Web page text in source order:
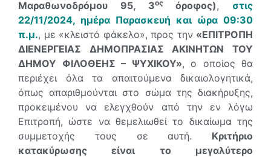
Μαραθωνοδρόμου 95, 3οςόροφος), στις
22/11/2024, ημέρα Παρασκευή και ώρα 09:30
π.μ., με «κλειστό φάκελο», προς την «ΕΠΙΤΡΟΠΗ
ΔΙΕΝΕΡΓΕΙΑΣ ΔΗΜΟΠΡΑΣΙΑΣ ΑΚΙΝΗΤΩΝ ΤΟΥ
ΔΗΜΟΥ ΦΙΛΟΘΕΗΣ – ΨΥΧΙΚΟΥ», ο οποίος θα
περιέχει όλα τα απαιτούμενα δικαιολογητικά,
όπως απαριθμούνται στο σώμα της διακήρυξης,
προκειμένου να ελεγχθούν από την εν λόγω
Επιτροπή, ώστε να θεμελιωθεί το δικαίωμα της
συμμετοχής τους σε αυτή. Κριτήριο
κατακύρωσης είναι το μεγαλύτερο